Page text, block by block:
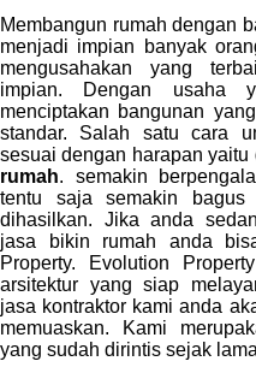
Membangun rumah dengan
menjadi impian banyak
mengusahakan yang
impian. Dengan usaha
menciptakan bangunan
standar. Salah satu cara
sesuai dengan harapan
rumah. semakin
tentu saja semakin
dihasilkan. Jika anda
jasa bikin rumah anda
Property. Evolution
arsitektur yang siap
jasa kontraktor kami anda
memuaskan. Kami
yang sudah dirintis sejak